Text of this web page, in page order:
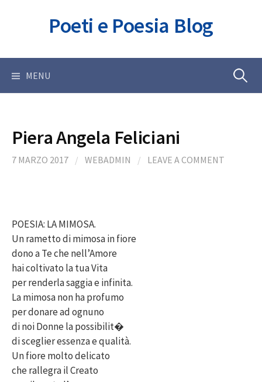
Poeti e Poesia Blog
MENU Ricerca
Piera Angela Feliciani
7 MARZO 2017 / WEBADMIN / LEAVE A COMMENT
POESIA: LA MIMOSA.
Un rametto di mimosa in fiore
dono a Te che nell’Amore
hai coltivato la tua Vita
per renderla saggia e infinita.
La mimosa non ha profumo
per donare ad ognuno
di noi Donne la possibilit�
di sceglier essenza e qualità.
Un fiore molto delicato
che rallegra il Creato